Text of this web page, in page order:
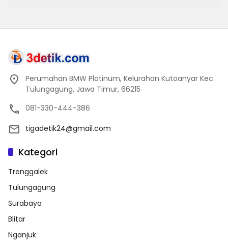
Perumahan BMW Platinum, Kelurahan Kutoanyar Kec.
Tulungagung, Jawa Timur, 66215
081-330-444-386
tigadetik24@gmail.com
Kategori
Trenggalek
Tulungagung
Surabaya
Blitar
Nganjuk